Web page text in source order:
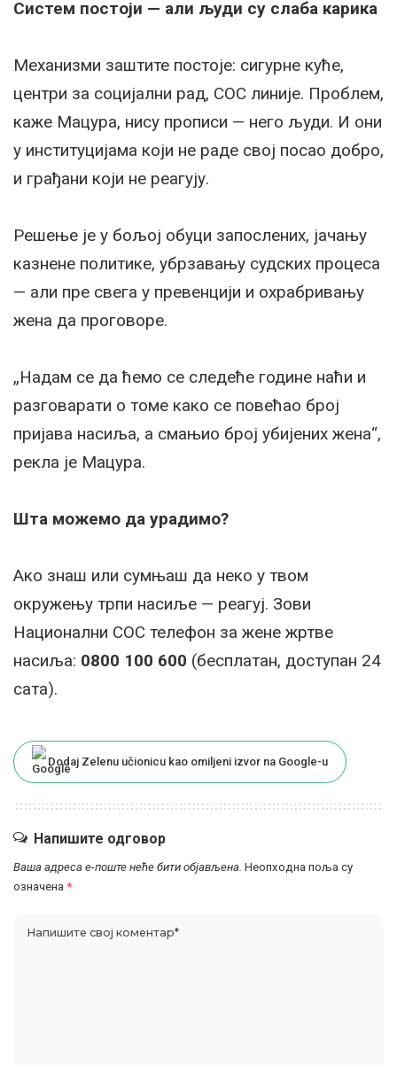
Систем постоји — али људи су слаба карика
Механизми заштите постоје: сигурне куће,
центри за социјални рад, СОС линије. Проблем,
каже Мацура, нису прописи — него људи. И они
у институцијама који не раде свој посао добро,
и грађани који не реагују.
Решење је у бољој обуци запослених, јачању
казнене политике, убрзавању судских процеса
— али пре свега у превенцији и охрабривању
жена да проговоре.
„Надам се да ћемо се следеће године наћи и
разговарати о томе како се повећао број
пријава насиља, а смањио број убијених жена“,
рекла је Мацура.
Шта можемо да урадимо?
Ако знаш или сумњаш да неко у твом
окружењу трпи насиље — реагуј. Зови
Национални СОС телефон за жене жртве
насиља: 0800 100 600 (бесплатан, доступан 24
сата).
Dodaj Zelenu učionicu kao omiljeni izvor na Google-u
Напишите одговор
Ваша адреса е-поште неће бити објављена. Неопходна поља су
означена *